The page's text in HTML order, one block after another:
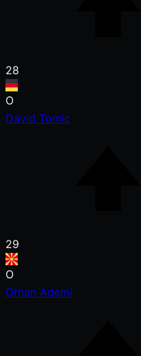
28
O
David Tomic
29
O
Orhan Ademi